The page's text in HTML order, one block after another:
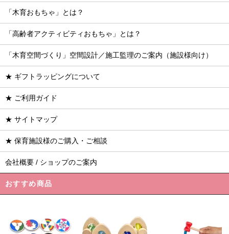
「木育おもちゃ」とは？
「高齢者アクティビティおもちゃ」とは？
「木育空間づくり」空間設計／施工監理のご案内（施設様向け）
★ ギフトラッピングについて
★ ご利用ガイド
★ サイトマップ
★ 保育施設様のご購入・ご相談
会社概要 / ショップのご案内
おすすめ商品